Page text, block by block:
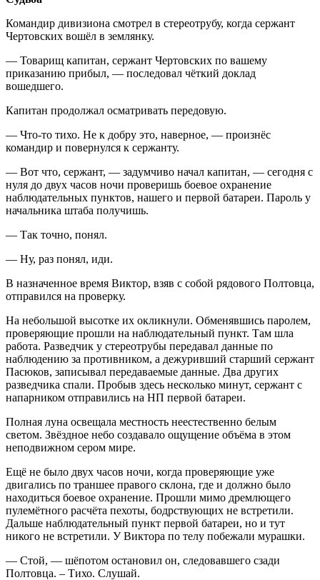
Командир дивизиона смотрел в стереотрубу, когда сержант
Чертовских вошёл в землянку.
— Товарищ капитан, сержант Чертовских по вашему
приказанию прибыл, — последовал чёткий доклад
вошедшего.
Капитан продолжал осматривать передовую.
— Что-то тихо. Не к добру это, наверное, — произнёс
командир и повернулся к сержанту.
— Вот что, сержант, — задумчиво начал капитан, — сегодня с
нуля до двух часов ночи проверишь боевое охранение
наблюдательных пунктов, нашего и первой батареи. Пароль у
начальника штаба получишь.
— Так точно, понял.
— Ну, раз понял, иди.
В назначенное время Виктор, взяв с собой рядового Полтовца,
отправился на проверку.
На небольшой высотке их окликнули. Обменявшись паролем,
проверяющие прошли на наблюдательный пункт. Там шла
работа. Разведчик у стереотрубы передавал данные по
наблюдению за противником, а дежуривший старший сержант
Пасюков, записывал передаваемые данные. Два других
разведчика спали. Пробыв здесь несколько минут, сержант с
напарником отправились на НП первой батареи.
Полная луна освещала местность неестественно белым
светом. Звёздное небо создавало ощущение объёма в этом
неподвижном сером мире.
Ещё не было двух часов ночи, когда проверяющие уже
двигались по траншее правого склона, где и должно было
находиться боевое охранение. Прошли мимо дремлющего
пулемётного расчёта пехоты, бодрствующих не встретили.
Дальше наблюдательный пункт первой батареи, но и тут
никого не встретили. У Виктора по телу побежали мурашки.
— Стой, — шёпотом остановил он, следовавшего сзади
Полтовца. – Тихо. Слушай.